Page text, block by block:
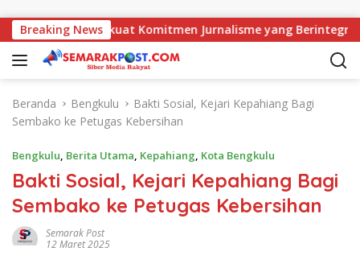
Breaking News
AMJ Perkuat Komitmen Jurnalisme yang Berintegritas
Beranda Bengkulu
Bakti Sosial, Kejari Kepahiang Bagi
Sembako ke Petugas Kebersihan
Bengkulu, Berita Utama, Kepahiang, Kota Bengkulu
Bakti Sosial, Kejari Kepahiang Bagi
Sembako ke Petugas Kebersihan
Semarak Post
12 Maret 2025